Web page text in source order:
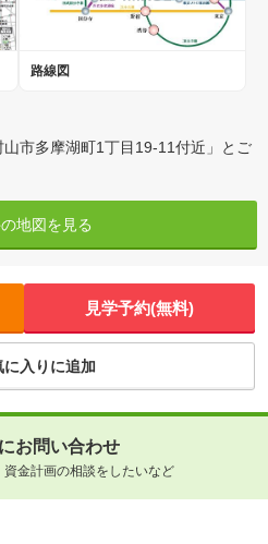
路線図
市多摩湖町1丁目19-11付近」とご
地図を見る
見学予約(無料)
に入りに追加
お問い合わせ
金計画の相談をしたいなど